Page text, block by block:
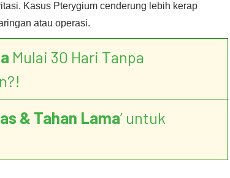
Kasus Pterygium cenderung lebih kerap
atau operasi.
Mulai 30 Hari Tanpa
& Tahan Lama’ untuk